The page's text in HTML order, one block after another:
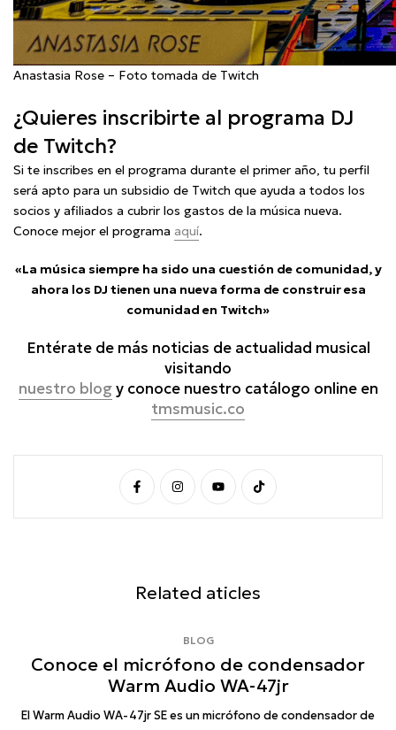
Anastasia Rose – Foto tomada de Twitch
¿Quieres inscribirte al programa DJ
de Twitch?
Si te inscribes en el programa durante el primer año, tu perfil
será apto para un subsidio de Twitch que ayuda a todos los
socios y afiliados a cubrir los gastos de la música nueva.
Conoce mejor el programa aquí.
«La música siempre ha sido una cuestión de comunidad, y
ahora los DJ tienen una nueva forma de construir esa
comunidad en Twitch»
Entérate de más noticias de actualidad musical
visitando
nuestro blogy conoce nuestro catálogo online en
tmsmusic.co
Related aticles
BLOG
Conoce el micrófono de condensador
Warm Audio WA-47jr
El Warm Audio WA-47jr SE es un micrófono de condensador de